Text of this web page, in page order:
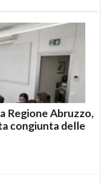
Regione Abruzzo,
congiunta delle